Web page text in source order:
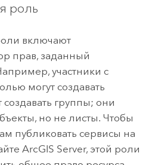
роль
включают
прав, заданный
участники с
могут создавать
группы; они
но не листы. Чтобы
публиковать сервисы на
ArcGIS Server, этой роли